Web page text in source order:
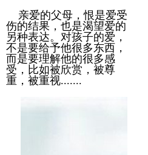
亲爱的父母，恨是爱受
伤的结果，也是渴望爱的
另种表达。对孩子的爱，
不是要给予他很多东西，
而是要理解他的很多感
受，比如被欣赏，被尊
重，被重视.......